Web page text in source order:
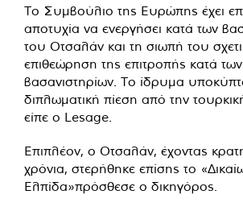
Το Συμβούλιο της Ευρώπης έχει
αποτυχία να ενεργήσει κατά των
του Οτσαλάν και τη σιωπή του
επιθεώρηση της επιτροπής κατά των
βασανιστηρίων. Το ίδρυμα
διπλωματική πίεση από την
είπε ο Lesage.
Επιπλέον, ο Οτσαλάν, έχοντας
χρόνια, στερήθηκε επίσης το
Ελπίδα»πρόσθεσε ο δικηγόρος.